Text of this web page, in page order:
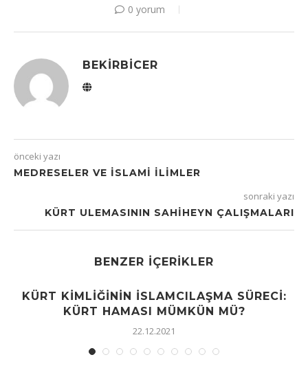
0 yorum
BEKIRBICER
önceki yazı
MEDRESELER VE İSLAMI İLIMLER
sonraki yazı
KÜRT ULEMASININ SAHIHEYN ÇALIŞMALARI
BENZER İÇERIKLER
KÜRT KIMLIĞININ İSLAMCILAŞMA SÜRECI:
KÜRT HAMASI MÜMKÜN MÜ?
22.12.2021